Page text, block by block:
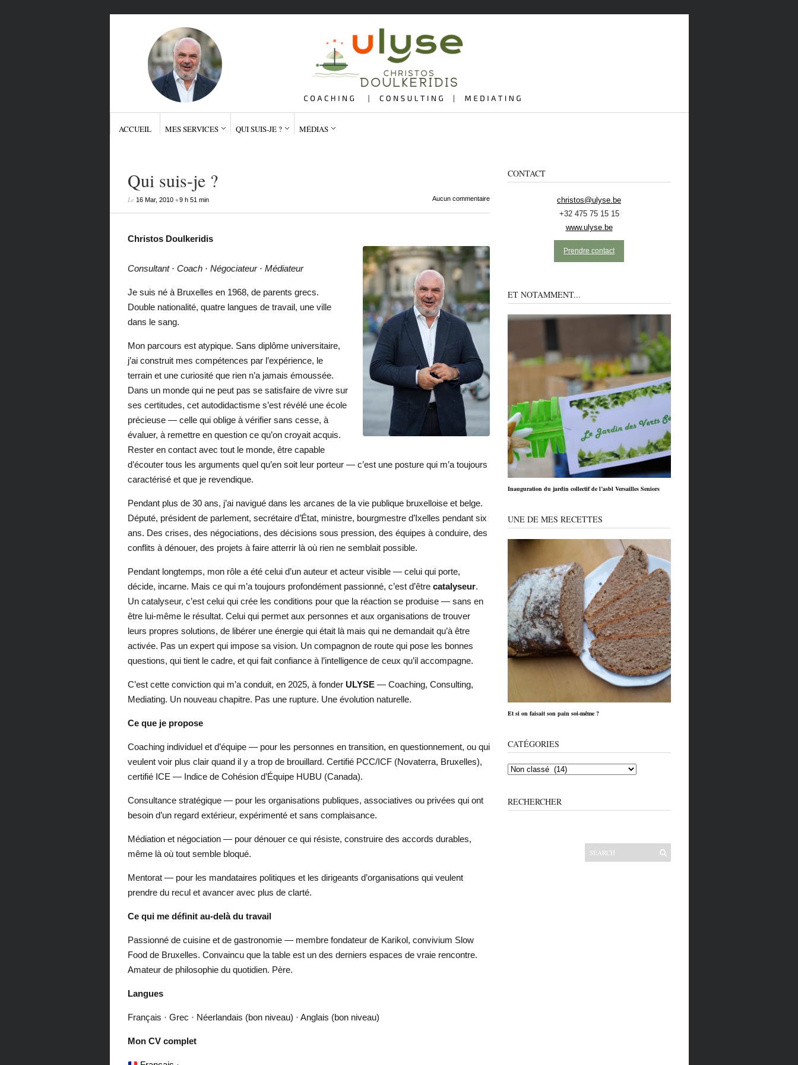
ECOLO
ACCUEIL MES SERVICES QUI SUIS-JE ? MÉDIAS
Qui suis-je ?
Le 16 Mar, 2010•9 h 51 min Aucun commentaire
Christos Doulkeridis
Consultant · Coach · Négociateur · Médiateur
Je suis né à Bruxelles en 1968, de parents grecs.
Double nationalité, quatre langues de travail, une ville
dans le sang.
Mon parcours est atypique. Sans diplôme universitaire,
j’ai construit mes compétences par l’expérience, le
terrain et une curiosité que rien n’a jamais émoussée.
Dans un monde qui ne peut pas se satisfaire de vivre sur
ses certitudes, cet autodidactisme s’est révélé une école
précieuse — celle qui oblige à vérifier sans cesse, à
évaluer, à remettre en question ce qu’on croyait acquis.
Rester en contact avec tout le monde, être capable
d’écouter tous les arguments quel qu’en soit leur porteur — c’est une posture qui m’a toujours
caractérisé et que je revendique.
Pendant plus de 30 ans, j’ai navigué dans les arcanes de la vie publique bruxelloise et belge.
Député, président de parlement, secrétaire d’État, ministre, bourgmestre d’Ixelles pendant six
ans. Des crises, des négociations, des décisions sous pression, des équipes à conduire, des
conflits à dénouer, des projets à faire atterrir là où rien ne semblait possible.
Pendant longtemps, mon rôle a été celui d’un auteur et acteur visible — celui qui porte,
décide, incarne. Mais ce qui m’a toujours profondément passionné, c’est d’être catalyseur.
Un catalyseur, c’est celui qui crée les conditions pour que la réaction se produise — sans en
être lui-même le résultat. Celui qui permet aux personnes et aux organisations de trouver
leurs propres solutions, de libérer une énergie qui était là mais qui ne demandait qu’à être
activée. Pas un expert qui impose sa vision. Un compagnon de route qui pose les bonnes
questions, qui tient le cadre, et qui fait confiance à l’intelligence de ceux qu’il accompagne.
C’est cette conviction qui m’a conduit, en 2025, à fonder ULYSE— Coaching, Consulting,
Mediating. Un nouveau chapitre. Pas une rupture. Une évolution naturelle.
Ce que je propose
Coaching individuel et d’équipe — pour les personnes en transition, en questionnement, ou qui
veulent voir plus clair quand il y a trop de brouillard. Certifié PCC/ICF (Novaterra, Bruxelles),
certifié ICE — Indice de Cohésion d’Équipe HUBU (Canada).
Consultance stratégique — pour les organisations publiques, associatives ou privées qui ont
besoin d’un regard extérieur, expérimenté et sans complaisance.
Médiation et négociation — pour dénouer ce qui résiste, construire des accords durables,
même là où tout semble bloqué.
Mentorat — pour les mandataires politiques et les dirigeants d’organisations qui veulent
prendre du recul et avancer avec plus de clarté.
Ce qui me définit au-delà du travail
Passionné de cuisine et de gastronomie — membre fondateur de Karikol, convivium Slow
Food de Bruxelles. Convaincu que la table est un des derniers espaces de vraie rencontre.
Amateur de philosophie du quotidien. Père.
Langues
Français · Grec · Néerlandais (bon niveau) · Anglais (bon niveau)
Mon CV complet
CONTACT
christos@ulyse.be
+32 475 75 15 15
www.ulyse.be
Prendre contact
ET NOTAMMENT...
Inauguration du jardin collectif de l’asbl Versailles Seniors
UNE DE MES RECETTES
Et si on faisait son pain soi-même ?
CATÉGORIES
RECHERCHER